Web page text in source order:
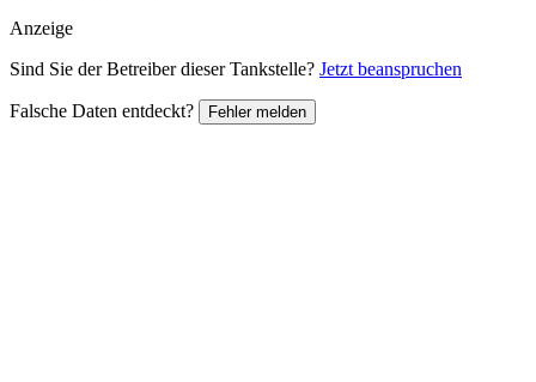
Anzeige
Sind Sie der Betreiber dieser Tankstelle? Jetzt beanspruchen
Falsche Daten entdeckt? Fehler melden